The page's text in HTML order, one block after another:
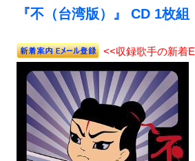
『不（台湾版）』 CD 1枚組
<<収録歌手の新着